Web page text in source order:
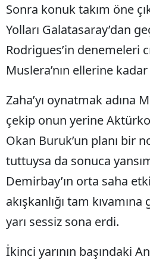
Sonra konuk takım öne
Yolları Galatasaray’dan
Rodrigues’in denemeleri
Muslera’nın ellerine kadar
Zaha’yı oynatmak adına
çekip onun yerine
Okan Buruk’un planı bir
tuttuysa da sonuca
Demirbay’ın orta saha
akışkanlığı tam
yarı sessiz sona erdi.
İkinci yarının başındaki